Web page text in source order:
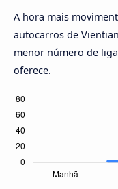
A hora mais
autocarros de
menor número de
oferece.